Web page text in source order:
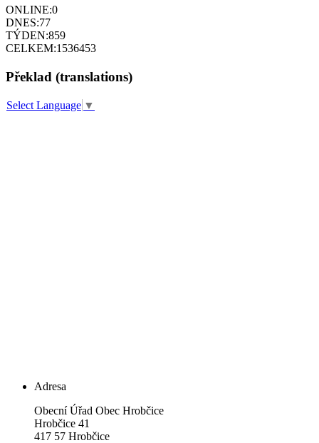
ONLINE:0
DNES:77
TÝDEN:859
CELKEM:1536453
Překlad (translations)
Select Language ▼
Adresa
Obecní Úřad Obec Hrobčice
Hrobčice 41
417 57 Hrobčice